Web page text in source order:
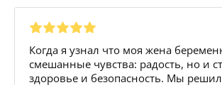
Когда я узнал что моя жена
смешанные чувства: радость, но и
здоровье и безопасность. Мы